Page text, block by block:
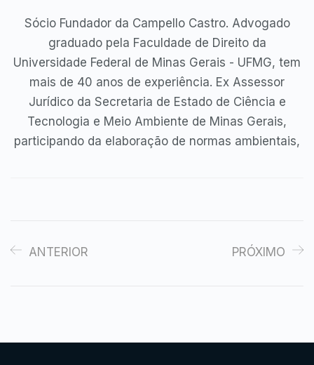
Sócio Fundador da Campello Castro. Advogado
graduado pela Faculdade de Direito da
Universidade Federal de Minas Gerais - UFMG, tem
mais de 40 anos de experiência. Ex Assessor
Jurídico da Secretaria de Estado de Ciência e
Tecnologia e Meio Ambiente de Minas Gerais,
participando da elaboração de normas ambientais,
ANTERIOR PRÓXIMO